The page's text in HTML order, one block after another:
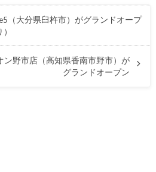
（大分県臼杵市）がグランドオープ
ン野市店（高知県香南市野市）が
グランドオープン